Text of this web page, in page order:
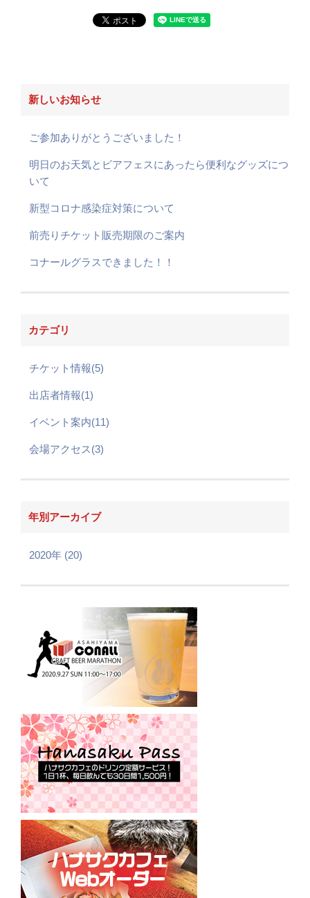
新しいお知らせ
ご参加ありがとうございました！
明日のお天気とビアフェスにあったら便利なグッズにつ
いて
新型コロナ感染症対策について
前売りチケット販売期限のご案内
コナールグラスできました！！
カテゴリ
チケット情報(5)
出店者情報(1)
イベント案内(11)
会場アクセス(3)
年別アーカイブ
2020年 (20)